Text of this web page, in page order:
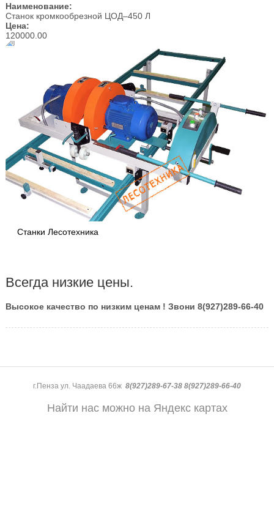
Наименование:
Станок кромкообрезной ЦОД–450 Л
Цена:
120000.00
Станки Лесотехника
Всегда низкие цены.
Высокое качество по низким ценам ! Звони 8(927)289-66-40
г.Пенза ул. Чаадаева 66ж 8(927)289-67-38 8(927)289-66-40
Найти нас можно на Яндекс картах